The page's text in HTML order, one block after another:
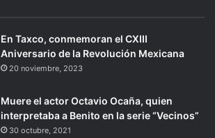
En Taxco, conmemoran el CXIII
Aniversario de la Revolución Mexicana
20 noviembre, 2023
Muere el actor Octavio Ocaña, quien
interpretaba a Benito en la serie “Vecinos”
30 octubre, 2021